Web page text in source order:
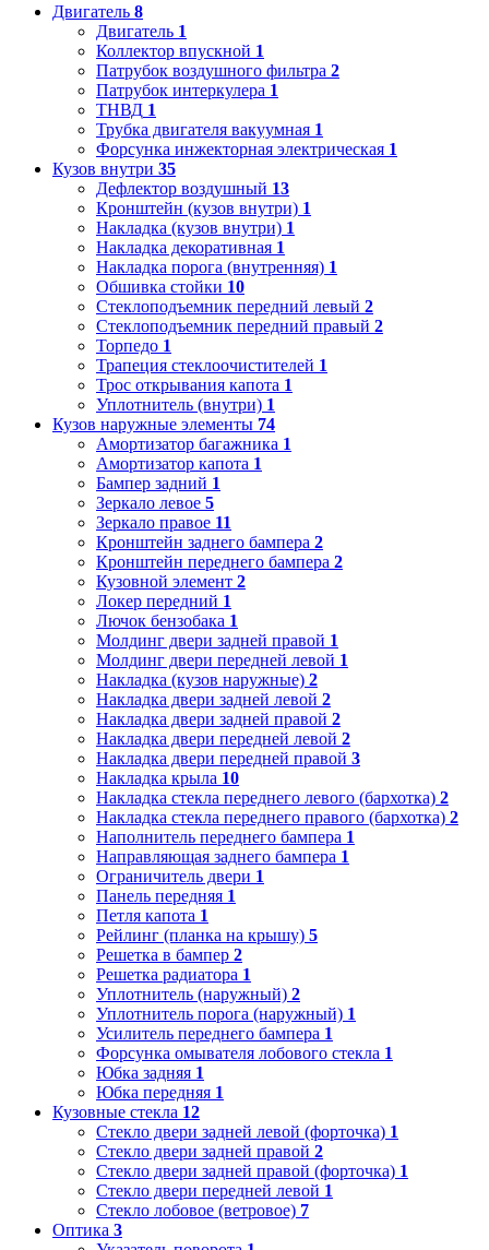
Двигатель 8
Двигатель 1
Коллектор впускной 1
Патрубок воздушного фильтра 2
Патрубок интеркулера 1
ТНВД 1
Трубка двигателя вакуумная 1
Форсунка инжекторная электрическая 1
Кузов внутри 35
Дефлектор воздушный 13
Кронштейн (кузов внутри) 1
Накладка (кузов внутри) 1
Накладка декоративная 1
Накладка порога (внутренняя) 1
Обшивка стойки 10
Стеклоподъемник передний левый 2
Стеклоподъемник передний правый 2
Торпедо 1
Трапеция стеклоочистителей 1
Трос открывания капота 1
Уплотнитель (внутри) 1
Кузов наружные элементы 74
Амортизатор багажника 1
Амортизатор капота 1
Бампер задний 1
Зеркало левое 5
Зеркало правое 11
Кронштейн заднего бампера 2
Кронштейн переднего бампера 2
Кузовной элемент 2
Локер передний 1
Лючок бензобака 1
Молдинг двери задней правой 1
Молдинг двери передней левой 1
Накладка (кузов наружные) 2
Накладка двери задней левой 2
Накладка двери задней правой 2
Накладка двери передней левой 2
Накладка двери передней правой 3
Накладка крыла 10
Накладка стекла переднего левого (бархотка) 2
Накладка стекла переднего правого (бархотка) 2
Наполнитель переднего бампера 1
Направляющая заднего бампера 1
Ограничитель двери 1
Панель передняя 1
Петля капота 1
Рейлинг (планка на крышу) 5
Решетка в бампер 2
Решетка радиатора 1
Уплотнитель (наружный) 2
Уплотнитель порога (наружный) 1
Усилитель переднего бампера 1
Форсунка омывателя лобового стекла 1
Юбка задняя 1
Юбка передняя 1
Кузовные стекла 12
Стекло двери задней левой (форточка) 1
Стекло двери задней правой 2
Стекло двери задней правой (форточка) 1
Стекло двери передней левой 1
Стекло лобовое (ветровое) 7
Оптика 3